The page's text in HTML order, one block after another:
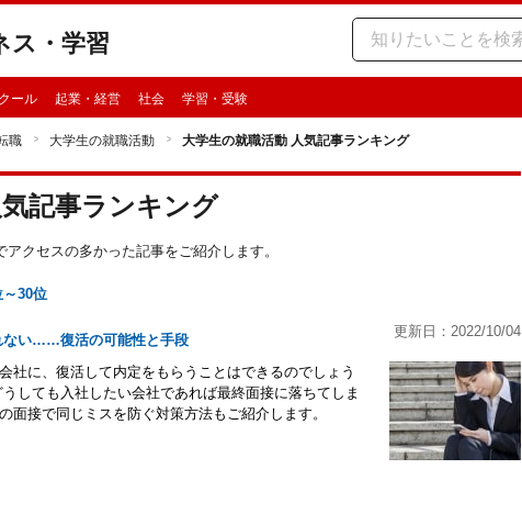
ス・学習
ール 起業・経営 社会 学習・受験
職 大学生の就職活動 大学生の就職活動 人気記事ランキング
記事ランキング
クセスの多かった記事をご紹介します。
～30位
ない……復活の可能性と手段
更新日：2022/10/04
社に、復活して内定をもらうことはできるのでしょう
しても入社したい会社であれば最終面接に落ちてしま
面接で同じミスを防ぐ対策方法もご紹介します。